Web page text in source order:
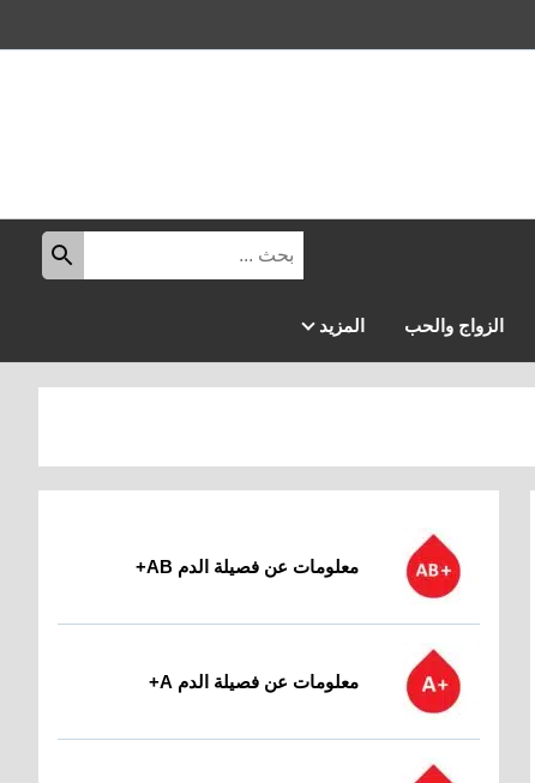
عن:
الزواج والحب المزيد
معلومات عن فصيلة الدم AB+
معلومات عن فصيلة الدم A+